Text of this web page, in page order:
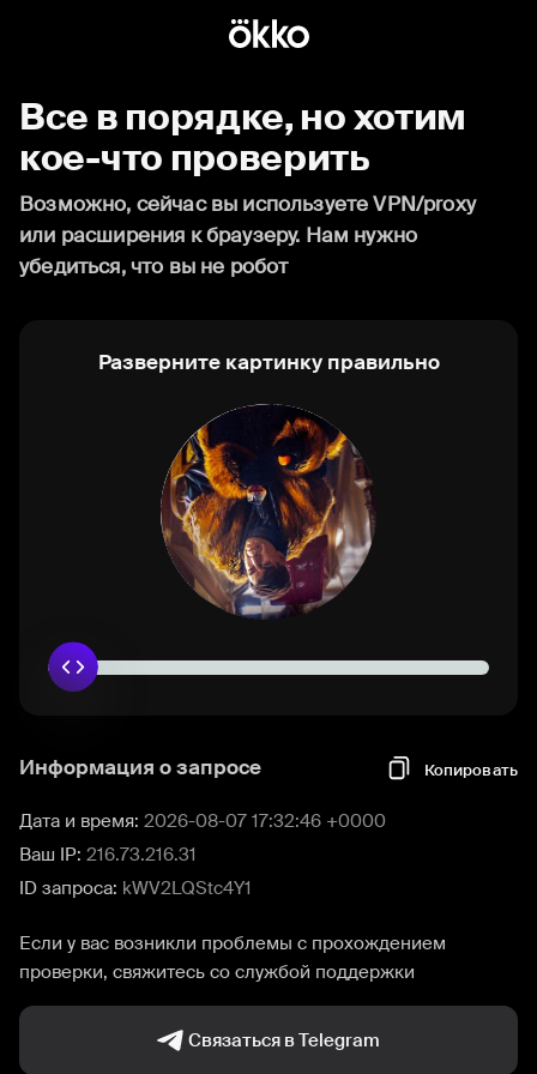
Все в порядке, но хотим
кое-что проверить
Возможно, сейчас вы используете VPN/proxy
или расширения к браузеру. Нам нужно
убедиться, что вы не робот
Разверните картинку правильно
Информация о запросе Копировать
Дата и время: 2026-08-07 17:32:46 +0000
Ваш IP: 216.73.216.31
ID запроса: kWV2LQStc4Y1
Если у вас возникли проблемы с прохождением
проверки, свяжитесь со службой поддержки
Связаться в Telegram